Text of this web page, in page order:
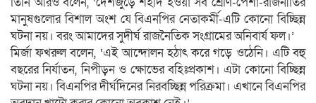
মানুষগুলোর বিশাল অংশ যে বিএনপির নেতাকর্মী-এটি কোনো বিচ্ছিন্ন
ঘটনা নয়। বরং আমাদের সুদীর্ঘ রাজনৈতিক সংগ্রামের অনিবার্য ফল।’
মির্জা ফখরুল বলেন, ‘এই আন্দোলন হঠাৎ করে গড়ে ওঠেনি। এটি বহু
বছরের নির্যাতন, নিপীড়ন ও ক্ষোভের বহিঃপ্রকাশ। এটা কোনো বিচ্ছিন্ন
ঘটনা নয়। বিএনপির দীর্ঘদিনের নিরবচ্ছিন্ন পরিক্রমা। এখানে বিএনপির